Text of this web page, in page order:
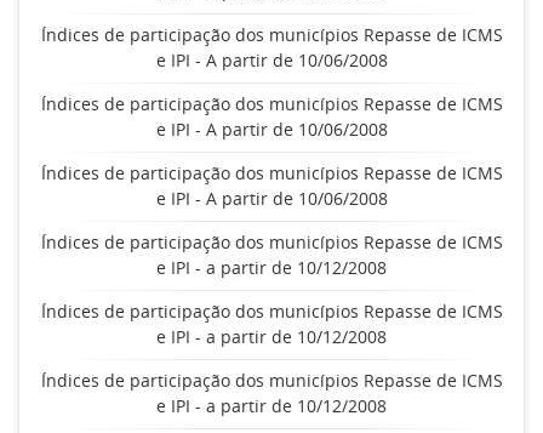
Índices de participação dos municípios Repasse de ICMS
e IPI - A partir de 10/06/2008
Índices de participação dos municípios Repasse de ICMS
e IPI - A partir de 10/06/2008
Índices de participação dos municípios Repasse de ICMS
e IPI - A partir de 10/06/2008
Índices de participação dos municípios Repasse de ICMS
e IPI - a partir de 10/12/2008
Índices de participação dos municípios Repasse de ICMS
e IPI - a partir de 10/12/2008
Índices de participação dos municípios Repasse de ICMS
e IPI - a partir de 10/12/2008